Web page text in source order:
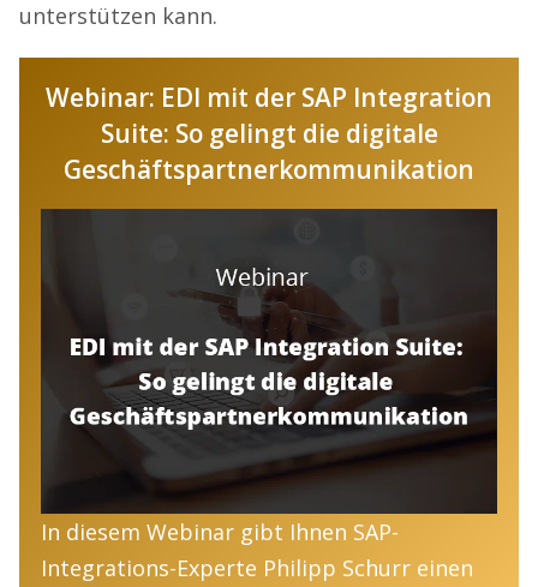
unterstützen kann.
Webinar: EDI mit der SAP Integration
Suite: So gelingt die digitale
Geschäftspartner­kommunikation
In diesem Webinar gibt Ihnen SAP-
Integrations-Experte Philipp Schurr einen